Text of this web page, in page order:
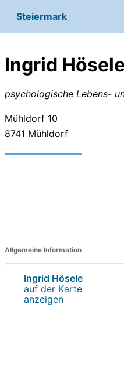
Steiermark
Ingrid Hösele
psychologische Lebens-
Mühldorf 10
8741 Mühldorf
Allgemeine Information
Ingrid Hösele
auf der Karte
anzeigen